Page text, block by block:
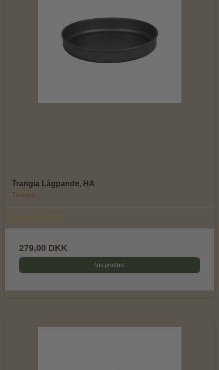
Trangia Lågpande, HA
Trangia
279,00 DKK
Vis produkt